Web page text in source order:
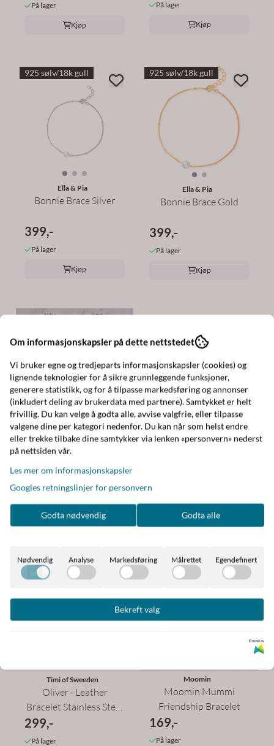
På lager
Kjøp
På lager
Kjøp
925 sølv/18k gull
Ella & Pia
Bonnie Brace Silver
399,-
På lager
Kjøp
925 sølv/18k gull
Ella & Pia
Bonnie Brace Gold
399,-
På lager
Kjøp
Norway Design Studio
Glitter
149,-
Kjøp
Oliver - Leather
Kjøp
Timi of Sweeden
Oliver - Leather
Bracelet Stainless Steel
299,-
På lager
Moomin
Moomin Mummi
Friendship Bracelet
169,-
På lager
Om informasjonskapsler på dette nettstedet
Vi bruker egne og tredjeparts informasjonskapsler (cookies) og
lignende teknologier for å sikre grunnleggende funksjoner,
generere statistikk, og for å tilpasse markedsføring og annonser
(inkludert deling av brukerdata med partnere). Samtykket er helt
frivillig. Du kan velge å godta alle, avvise valgfrie, eller tilpasse
valgene dine per kategori nedenfor. Du kan når som helst endre
eller trekke tilbake dine samtykker via lenken «personvern» nederst
på nettsiden vår.
Les mer om informasjonskapsler
Googles retningslinjer for personvern
Godta nødvendig Godta alle
Nødvendig Analyse Markedsføring Målrettet Egendefinert
Bekreft valg
Drevet av